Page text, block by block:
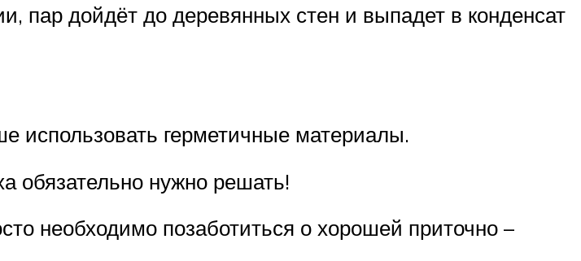
пар дойдёт до деревянных стен и выпадет в конденсат
использовать герметичные материалы.
обязательно нужно решать!
необходимо позаботиться о хорошей приточно –